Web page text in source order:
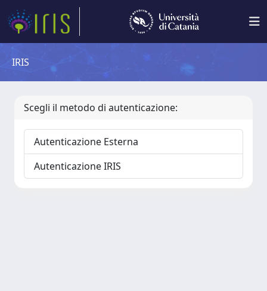
IRIS
Scegli il metodo di autenticazione:
Autenticazione Esterna
Autenticazione IRIS